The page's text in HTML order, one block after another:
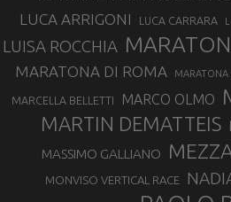
LUCA ARRIGONI LUCA CARRARA
LUISA ROCCHIA
MARATONA DI ROMA
MARCELLA BELLETTI MARCO OLMO
MARTIN DEMATTEIS
MASSIMO GALLIANO
MONVISO VERTICAL RACE